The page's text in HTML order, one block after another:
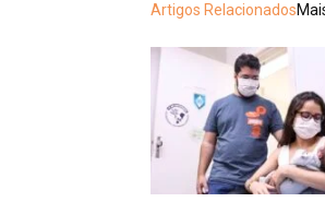
Artigos Relacionados